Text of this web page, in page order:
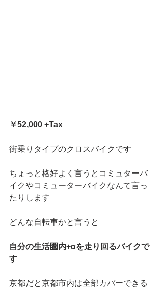
￥52,000 +Tax
街乗りタイプのクロスバイクです
ちょっと格好よく言うとコミュターバ
イクやコミューターバイクなんて言っ
たりします
どんな自転車かと言うと
自分の生活圏内+αを走り回るバイクで
す
京都だと京都市内は全部カバーできる